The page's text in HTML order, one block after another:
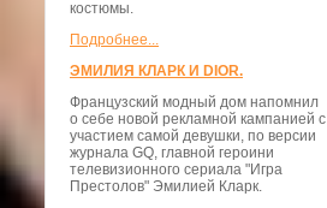
костюмы.
Подробнее...
ЭМИЛИЯ КЛАРК И DIOR.
Французский модный дом напомнил
о себе новой рекламной кампанией с
участием самой девушки, по версии
журнала GQ, главной героини
телевизионного сериала "Игра
Престолов" Эмилией Кларк.